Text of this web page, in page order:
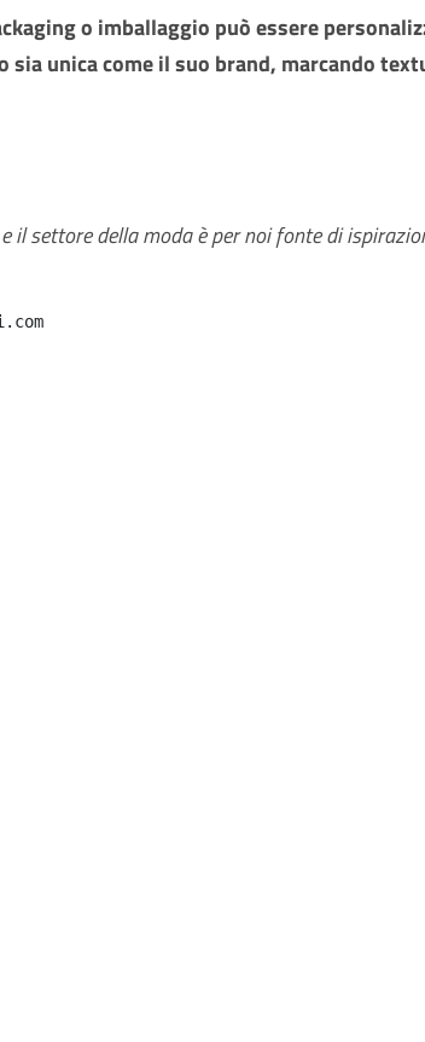
o imballaggio può essere
unica come il suo brand, marcando
il settore della moda è per noi fonte di